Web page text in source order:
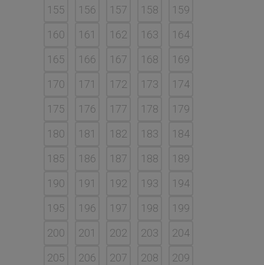
155
156 157 158
159
160
161 162 163
164
165
166 167 168
169
170
171 172 173
174
175
176 177 178
179
180
181 182 183
184
185
186 187 188
189
190
191 192 193
194
195
196 197 198
199
200
201 202 203
204
205
206 207 208
209